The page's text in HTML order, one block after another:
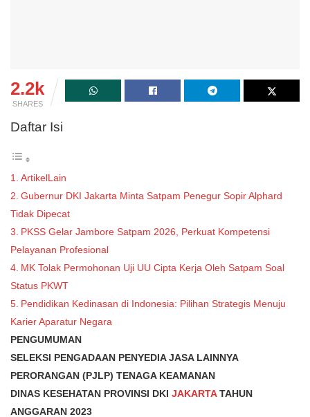
2.2k
SHARES
Daftar Isi
ArtikelLain
Gubernur DKI Jakarta Minta Satpam Penegur Sopir Alphard
Tidak Dipecat
PKSS Gelar Jambore Satpam 2026, Perkuat Kompetensi
Pelayanan Profesional
MK Tolak Permohonan Uji UU Cipta Kerja Oleh Satpam Soal
Status PKWT
Pendidikan Kedinasan di Indonesia: Pilihan Strategis Menuju
Karier Aparatur Negara
PENGUMUMAN
SELEKSI PENGADAAN PENYEDIA JASA LAINNYA
PERORANGAN (PJLP) TENAGA KEAMANAN
DINAS KESEHATAN PROVINSI DKI JAKARTATAHUN
ANGGARAN 2023